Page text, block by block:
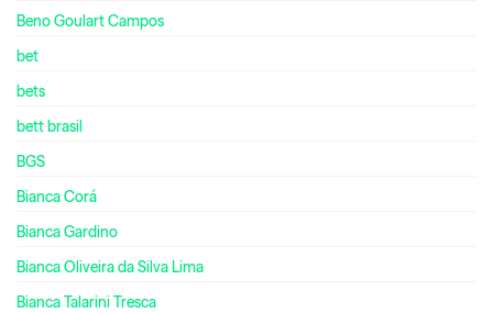
Beno Goulart Campos
bet
bets
bett brasil
BGS
Bianca Corá
Bianca Gardino
Bianca Oliveira da Silva Lima
Bianca Talarini Tresca